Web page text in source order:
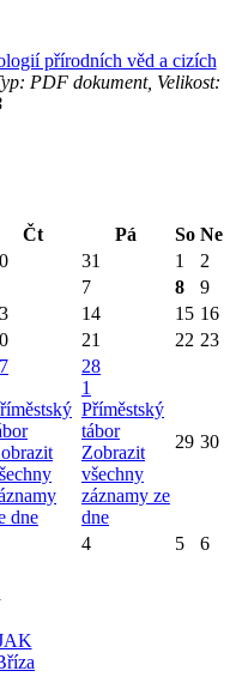
přírodních věd a cizích
PDF dokument, Velikost:
Čt Pá So Ne
31 1
2
7 8
9
14 15 16
21 22 23
dne
28
1
Příměstský
tábor
Zobrazit
všechny
záznamy ze
dne
29 30
4 5 6